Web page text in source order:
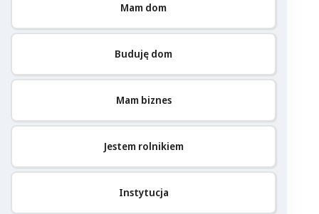
Mam dom
Buduję dom
Mam biznes
Jestem rolnikiem
Instytucja